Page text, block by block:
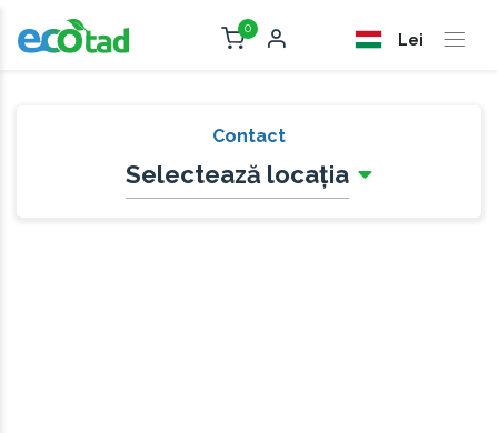
0
Lei
Contact
Selectează locația